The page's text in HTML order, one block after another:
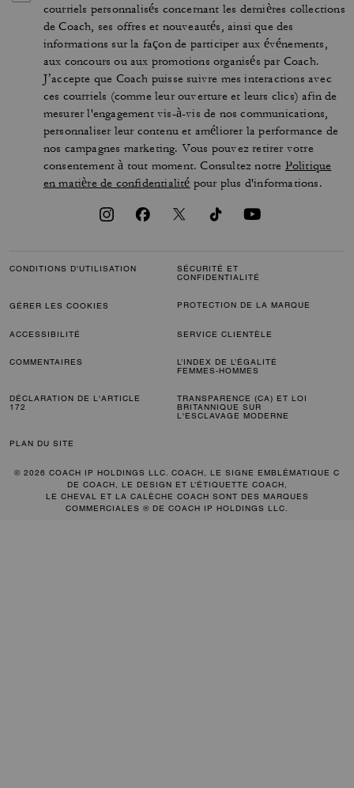
courriels personnalisés concernant les dernières collections
de Coach, ses offres et nouveautés, ainsi que des
informations sur la façon de participer aux événements,
aux concours ou aux promotions organisés par Coach.
J’accepte que Coach puisse suivre mes interactions avec
ces courriels (comme leur ouverture et leurs clics) afin de
mesurer l'engagement vis-à-vis de nos communications,
personnaliser leur contenu et améliorer la performance de
nos campagnes marketing. Vous pouvez retirer votre
consentement à tout moment. Consultez notre Politique
en matière de confidentialité pour plus d'informations.
CONDITIONS D'UTILISATION
SÉCURITÉ ET
CONFIDENTIALITÉ
GÉRER LES COOKIES PROTECTION DE LA MARQUE
ACCESSIBILITÉ SERVICE CLIENTÈLE
COMMENTAIRES
L’INDEX DE L’ÉGALITÉ
FEMMES-HOMMES
DÉCLARATION DE L'ARTICLE
172
TRANSPARENCE (CA) ET LOI
BRITANNIQUE SUR
L'ESCLAVAGE MODERNE
PLAN DU SITE
© 2026 COACH IP HOLDINGS LLC. COACH, LE SIGNE EMBLÉMATIQUE C
DE COACH, LE DESIGN ET L’ÉTIQUETTE COACH,
LE CHEVAL ET LA CALÈCHE COACH SONT DES MARQUES
COMMERCIALES ® DE COACH IP HOLDINGS LLC.